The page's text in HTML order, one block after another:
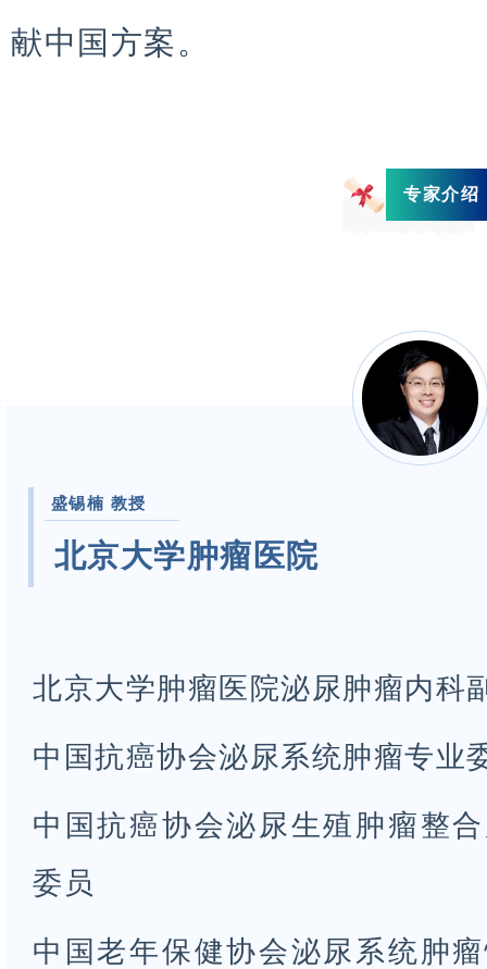
献中国方案。
专家介绍
盛锡楠 教授
北京大学肿瘤医院
北京大学肿瘤医院泌尿肿瘤内科
中国抗癌协会泌尿系统肿瘤专业
中国抗癌协会泌尿生殖肿瘤整
委员
中国老年保健协会泌尿系统肿